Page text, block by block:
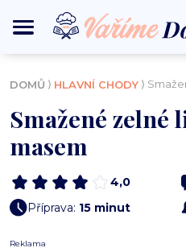
DOMŮ ⟩ HLAVNÍ CHODY ⟩
Smažené zelné
masem
4,0
Příprava: 15 minut
Reklama